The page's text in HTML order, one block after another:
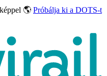
🌎 Próbálja ki a DOTS-t